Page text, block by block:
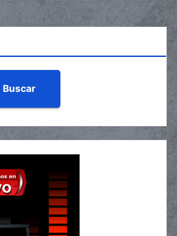
Buscar